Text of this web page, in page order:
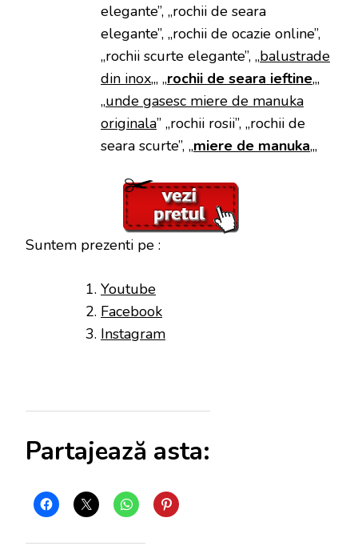
elegante”, „rochii de seara
elegante”, „rochii de ocazie online”,
„rochii scurte elegante”, „balustrade
din inox„, „rochii de seara ieftine„,
„unde gasesc miere de manuka
originala” „rochii rosii”, „rochii de
seara scurte”, „miere de manuka„,
Suntem prezenti pe :
Youtube
Facebook
Instagram
Partajează asta: